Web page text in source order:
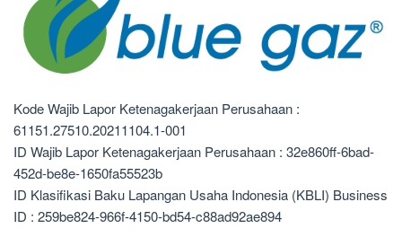
Kode Wajib Lapor Ketenagakerjaan Perusahaan :
61151.27510.20211104.1-001
ID Wajib Lapor Ketenagakerjaan Perusahaan : 32e860ff-6bad-
452d-be8e-1650fa55523b
ID Klasifikasi Baku Lapangan Usaha Indonesia (KBLI) Business
ID : 259be824-966f-4150-bd54-c88ad92ae894